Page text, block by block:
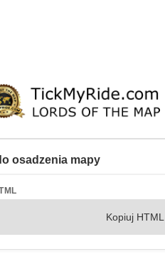
osadzenia mapy
Kopiuj HTML